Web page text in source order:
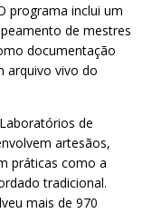
programa inclui um
de mestres
documentação
arquivo vivo do
de
artesãos,
práticas como a
tradicional.
mais de 970